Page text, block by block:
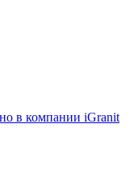
в компании iGranit